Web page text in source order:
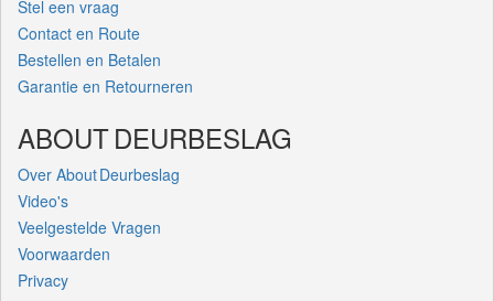
Stel een vraag
Contact en Route
Bestellen en Betalen
Garantie en Retourneren
ABOUT DEURBESLAG
Over About Deurbeslag
Video's
Veelgestelde Vragen
Voorwaarden
Privacy